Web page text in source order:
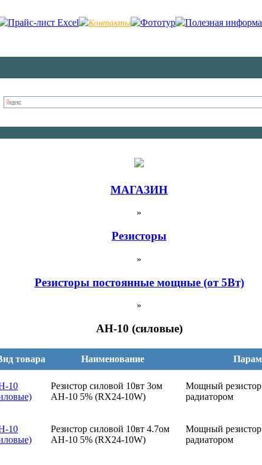
Прайс-лист Excel Контакты Фототур Полезная
МАГАЗИН
»
Резисторы
»
Резисторы постоянные мощные (от 5Вт)
»
AH-10 (силовые)
товара Наименование
10
Резистор силовой 10вт 3ом
AH-10 5% (RX24-10W)
Мощный
радиатором
10
Резистор силовой 10вт 4.7ом
AH-10 5% (RX24-10W)
Мощный
радиатором